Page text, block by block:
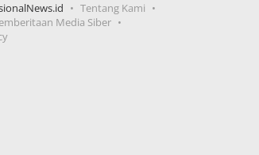
Tentang Kami
Media Siber